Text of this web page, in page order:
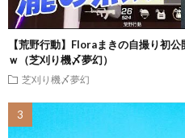
【荒野行動】Floraまきの自撮り初
ｗ（芝刈り機〆夢幻）
芝刈り機〆夢幻